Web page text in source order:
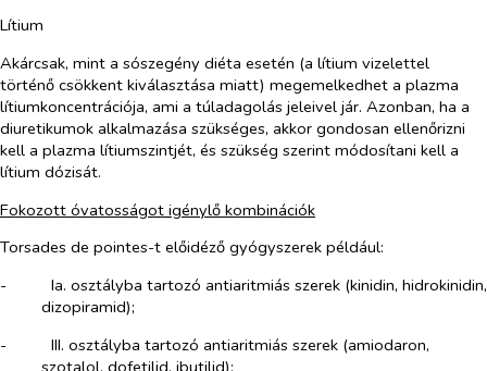
Lítium
Akárcsak, mint a sószegény diéta esetén (a lítium vizelettel
történő csökkent kiválasztása miatt) megemelkedhet a plazma
lítiumkoncentrációja, ami a túladagolás jeleivel jár. Azonban, ha a
diuretikumok alkalmazása szükséges, akkor gondosan ellenőrizni
kell a plazma lítiumszintjét, és szükség szerint módosítani kell a
lítium dózisát.
Fokozott óvatosságot igénylő kombinációk
Torsades de pointes-t előidéző gyógyszerek például:
-​
Ia. osztályba tartozó antiaritmiás szerek (kinidin, hidrokinidin,
dizopiramid);
-​
III. osztályba tartozó antiaritmiás szerek (amiodaron,
szotalol, dofetilid, ibutilid);